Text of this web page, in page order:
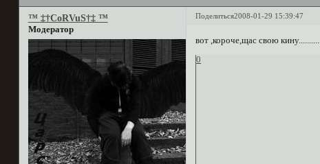
Поделиться2008-01-29 15:39:47
™ ‡†CoRVuS†‡ ™
Модератор
вот ,короче,щас свою кину............
0